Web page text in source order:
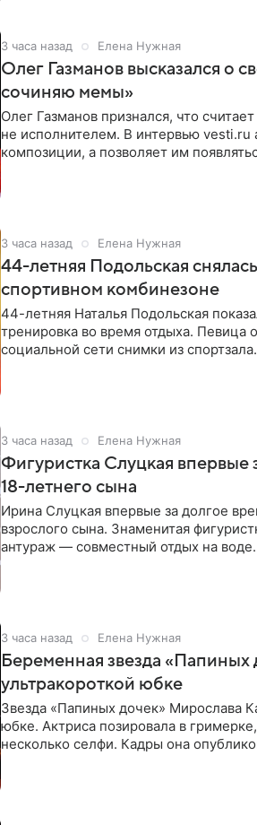
3 часа назад Елена Нужная
Олег Газманов высказался о
сочиняю мемы»
Олег Газманов признался, что
не исполнителем. В интервью vesti.ru
композиции, а позволяет им
3 часа назад Елена Нужная
44-летняя Подольская
спортивном комбинезоне
44-летняя Наталья Подольская
тренировка во время отдыха. Певица
социальной сети снимки из
3 часа назад Елена Нужная
Фигуристка Слуцкая впервые
18-летнего сына
Ирина Слуцкая впервые за долгое
взрослого сына. Знаменитая
антураж — совместный отдых на
3 часа назад Елена Нужная
Беременная звезда «Папиных
ультракороткой юбке
Звезда «Папиных дочек» Мирослава
юбке. Актриса позировала в
несколько селфи. Кадры она